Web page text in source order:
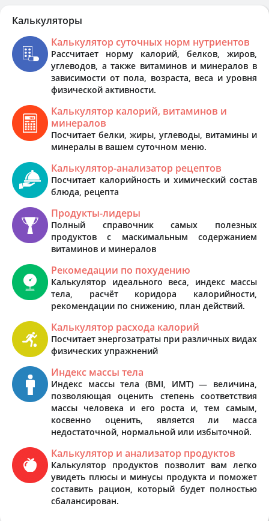
Калькуляторы
Калькулятор суточных норм нутриентов
Рассчитает норму калорий, белков, жиров,
углеводов, а также витаминов и минералов в
зависимости от пола, возраста, веса и уровня
физической активности.
Калькулятор калорий, витаминов и
минералов
Посчитает белки, жиры, углеводы, витамины и
минералы в вашем суточном меню.
Калькулятор-анализатор рецептов
Посчитает калорийность и химический состав
блюда, рецепта
Продукты-лидеры
Полный справочник самых полезных
продуктов с маскимальным содержанием
витаминов и минералов
Рекомедации по похудению
Калькулятор идеального веса, индекс массы
тела, расчёт коридора калорийности,
рекомендации по снижению, план действий.
Калькулятор расхода калорий
Посчитает энергозатраты при различных видах
физических упражнений
Индекс массы тела
Индекс массы тела (BMI, ИМТ) — величина,
позволяющая оценить степень соответствия
массы человека и его роста и, тем самым,
косвенно оценить, является ли масса
недостаточной, нормальной или избыточной.
Калькулятор и анализатор продуктов
Калькулятор продуктов позволит вам легко
увидеть плюсы и минусы продукта и поможет
составить рацион, который будет полностью
сбалансирован.